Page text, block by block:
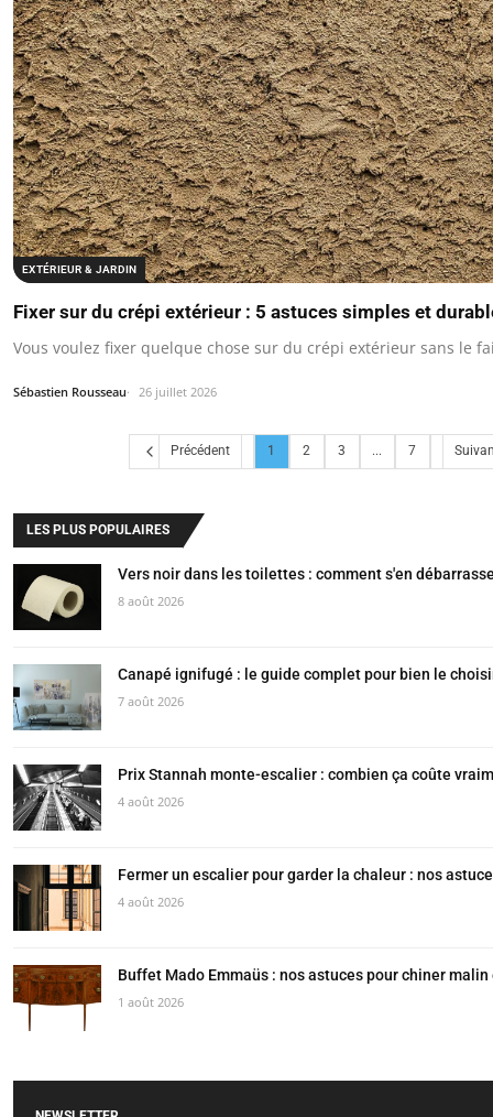
EXTÉRIEUR & JARDIN
Fixer sur du crépi extérieur : 5 astuces simples et
Vous voulez fixer quelque chose sur du crépi extérieur sans le
Sébastien Rousseau 26 juillet 2026
Précédent 1 2 3 ... 7
LES PLUS POPULAIRES
Vers noir dans les toilettes : comment s'en
8 août 2026
Canapé ignifugé : le guide complet pour bien le
7 août 2026
Prix Stannah monte-escalier : combien ça coûte
4 août 2026
Fermer un escalier pour garder la chaleur : nos
4 août 2026
Buffet Mado Emmaüs : nos astuces pour chiner
1 août 2026